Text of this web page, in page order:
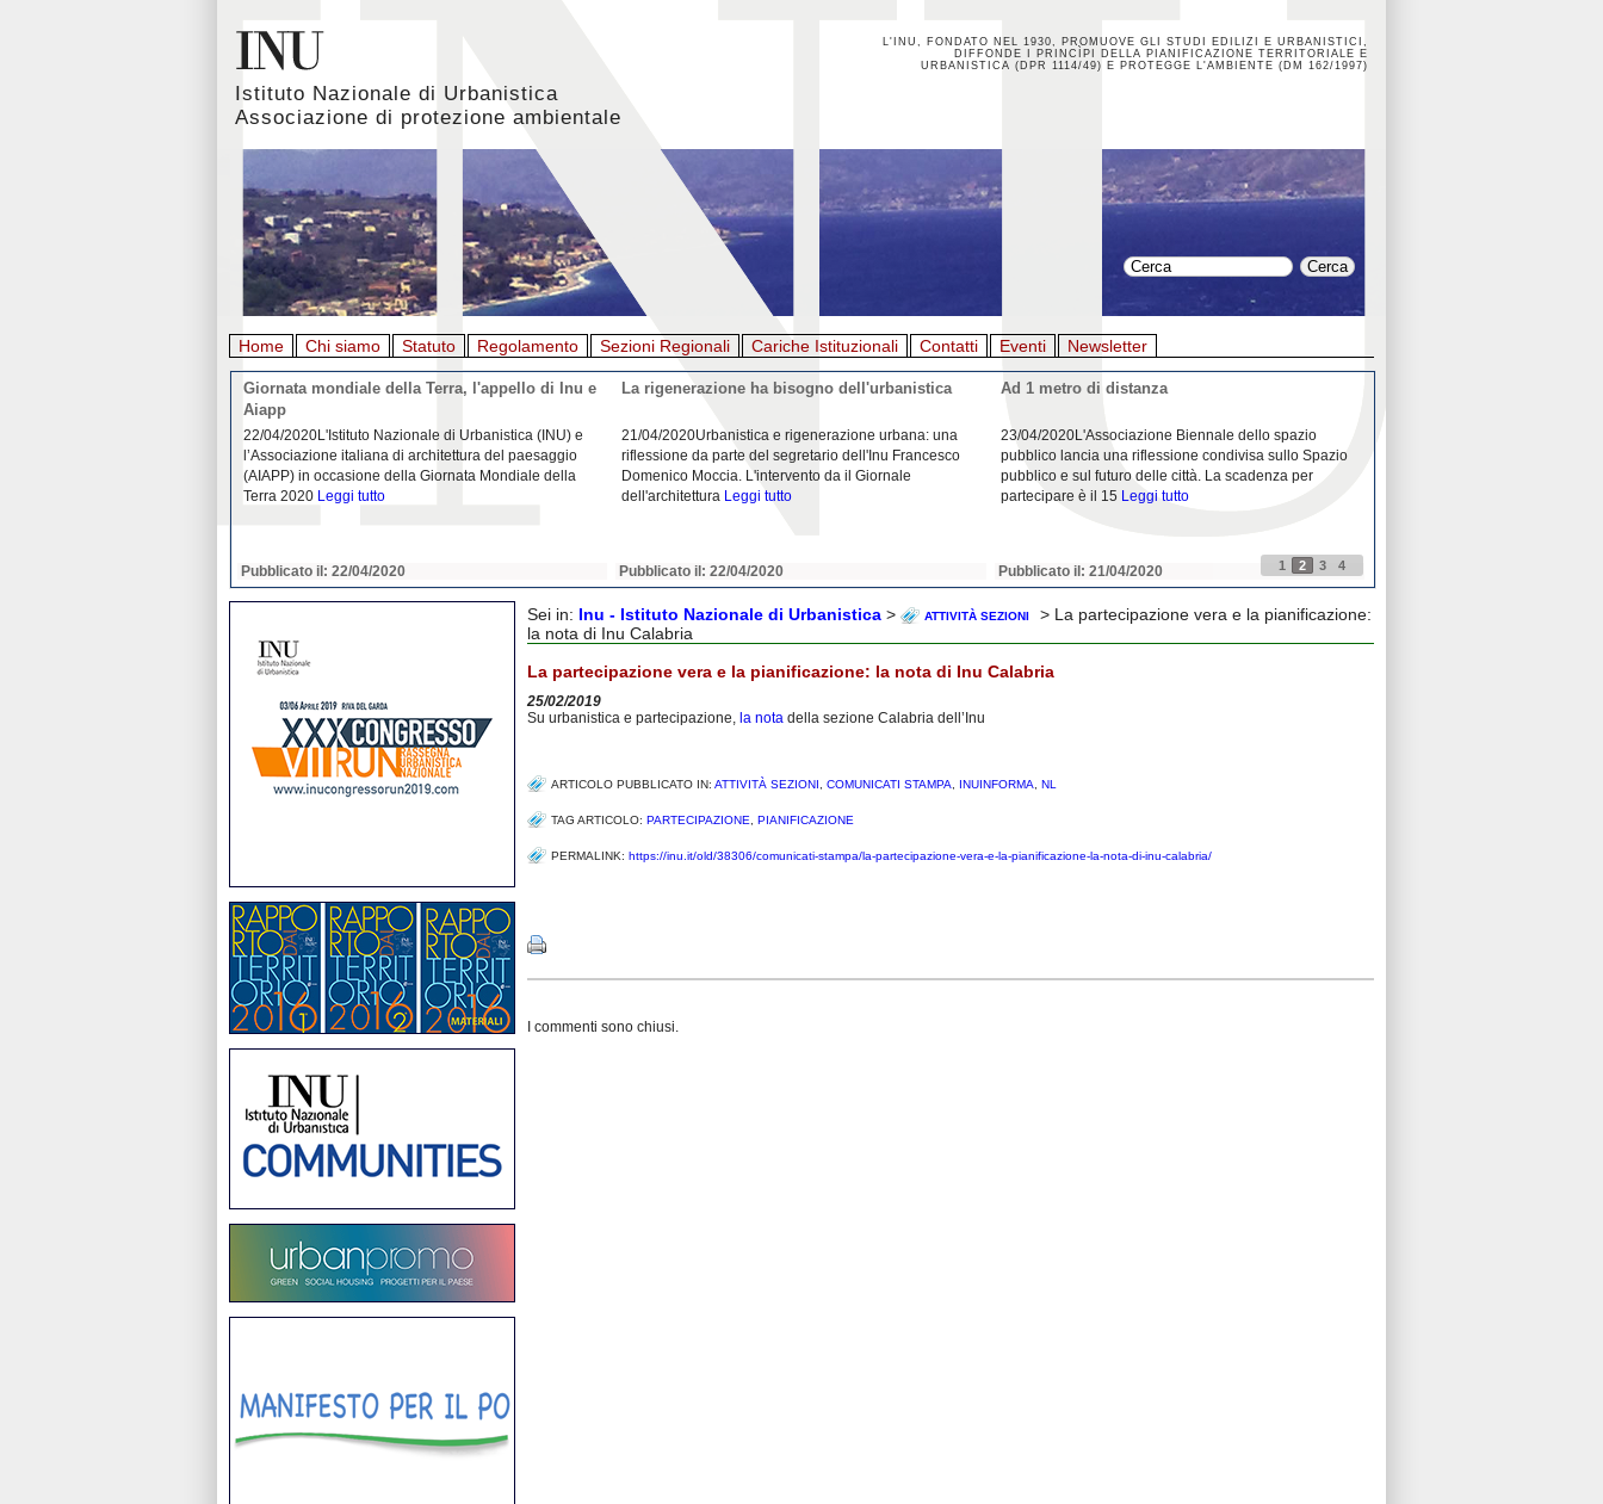
Istituto Nazionale di Urbanistica
Associazione di protezione ambientale
L'INU, FONDATO NEL 1930, PROMUOVE GLI STUDI EDILIZI E URBANISTICI,
DIFFONDE I PRINCÌPI DELLA PIANIFICAZIONE TERRITORIALE E
URBANISTICA (DPR 1114/49) E PROTEGGE L'AMBIENTE (DM 162/1997)
Home Chi siamo Statuto Regolamento Sezioni Regionali Cariche Istituzionali Contatti Eventi Newsletter
Giornata mondiale della Terra, l'appello di Inu e
Aiapp
22/04/2020L'Istituto Nazionale di Urbanistica (INU) e
l’Associazione italiana di architettura del paesaggio
(AIAPP) in occasione della Giornata Mondiale della
Terra 2020 Leggi tutto
Pubblicato il: 22/04/2020
La rigenerazione ha bisogno dell'urbanistica
21/04/2020Urbanistica e rigenerazione urbana: una
riflessione da parte del segretario dell'Inu Francesco
Domenico Moccia. L'intervento da il Giornale
dell'architettura Leggi tutto
Pubblicato il: 22/04/2020
Ad 1 metro di distanza
23/04/2020L'Associazione Biennale dello spazio
pubblico lancia una riflessione condivisa sullo Spazio
pubblico e sul futuro delle città. La scadenza per
partecipare è il 15 Leggi tutto
Pubblicato il: 21/04/2020 1 2 3 4
Sei in: Inu - Istituto Nazionale di Urbanistica > ATTIVITÀ SEZIONI
> La partecipazione vera e la pianificazione:
la nota di Inu Calabria
La partecipazione vera e la pianificazione: la nota di Inu Calabria
25/02/2019
Su urbanistica e partecipazione, la nota della sezione Calabria dell’Inu
ARTICOLO PUBBLICATO IN: ATTIVITÀ SEZIONI COMUNICATI STAMPA INUINFORMA NL
TAG ARTICOLO: PARTECIPAZIONE PIANIFICAZIONE
PERMALINK: https://inu.it/old/38306/comunicati-stampa/la-partecipazione-vera-e-la-pianificazione-la-nota-di-inu-calabria/
I commenti sono chiusi.